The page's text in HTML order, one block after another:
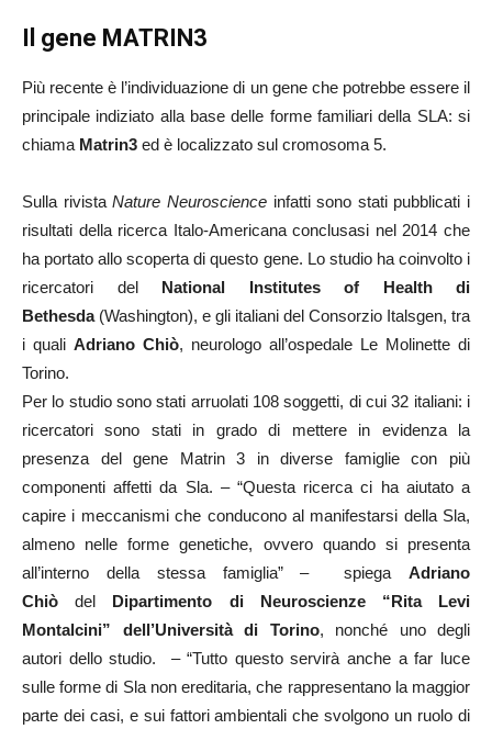
Il gene MATRIN3
Più recente è l’individuazione di un gene che potrebbe essere il
principale indiziato alla base delle forme familiari della SLA: si
chiama Matrin3 ed è localizzato sul cromosoma 5.
Sulla rivistaNature Neuroscience infatti sono stati pubblicati i
risultati della ricerca Italo-Americana conclusasi nel 2014 che
ha portato allo scoperta di questo gene. Lo studio ha coinvolto i
ricercatori del
National Institutes of Health di
Bethesda(Washington), e gli italiani del Consorzio Italsgen, tra
i quali Adriano Chiò, neurologo all’ospedale Le Molinette di
Torino.
Per lo studio sono stati arruolati 108 soggetti, di cui 32 italiani: i
ricercatori sono stati in grado di mettere in evidenza la
presenza del gene Matrin 3 in diverse famiglie con più
componenti affetti da Sla. – “Questa ricerca ci ha aiutato a
capire i meccanismi che conducono al manifestarsi della Sla,
almeno nelle forme genetiche, ovvero quando si presenta
all’interno della stessa famiglia” – spiega Adriano
Chiò del
Dipartimento di Neuroscienze “Rita Levi
Montalcini” dell’Università di Torino, nonché uno degli
autori dello studio. – “Tutto questo servirà anche a far luce
sulle forme di Sla non ereditaria, che rappresentano la maggior
parte dei casi, e sui fattori ambientali che svolgono un ruolo di